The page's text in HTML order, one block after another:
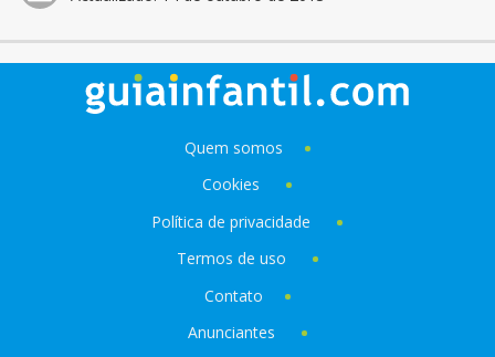
Quem somos
Cookies
Política de privacidade
Termos de uso
Contato
Anunciantes